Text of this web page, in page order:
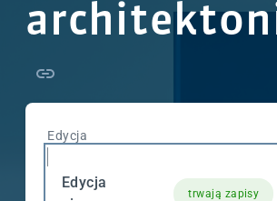
Edycja
Edycja
trwają zapisy